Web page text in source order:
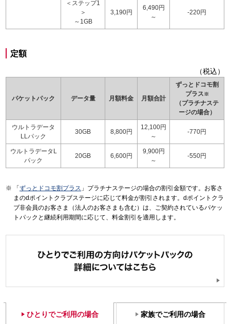
＜ステップ1
＞
～1GB
3,190円
6,490円
～
-220円
定額
（税込）
パケットパック データ量 月額料金 月額合計
ずっとドコモ割
プラス※
（プラチナステ
ージの場合）
ウルトラデータ
LLパック
30GB 8,800円
12,100円
～
-770円
ウルトラデータL
パック
20GB 6,600円
9,900円
～
-550円
「ずっとドコモ割プラス 」プラチナステージの場合の割引金額です。お客さ
まのdポイントクラブステージに応じて料金が割引されます。dポイントクラ
ブ非会員のお客さま（法人のお客さまも含む）は、ご契約されているパケッ
トパックと継続利用期間に応じて、料金割引を適用します。
ひとりでご利用の場合 家族でご利用の場合